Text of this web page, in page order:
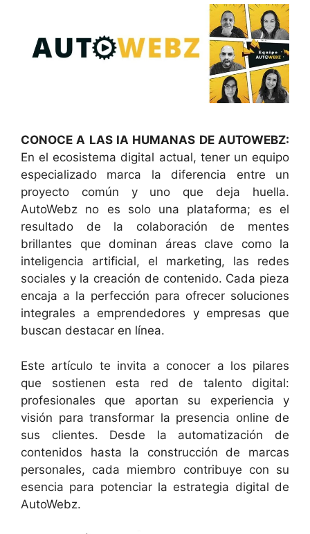
CONOCE A LAS IA HUMANAS DE AUTOWEBZ:
En el ecosistema digital actual, tener un equipo
especializado marca la diferencia entre un
proyecto común y uno que deja huella.
AutoWebz no es solo una plataforma; es el
resultado de la colaboración de mentes
brillantes que dominan áreas clave como la
inteligencia artificial, el marketing, las redes
sociales y la creación de contenido. Cada pieza
encaja a la perfección para ofrecer soluciones
integrales a emprendedores y empresas que
buscan destacar en línea.
Este artículo te invita a conocer a los pilares
que sostienen esta red de talento digital:
profesionales que aportan su experiencia y
visión para transformar la presencia online de
sus clientes. Desde la automatización de
contenidos hasta la construcción de marcas
personales, cada miembro contribuye con su
esencia para potenciar la estrategia digital de
AutoWebz.